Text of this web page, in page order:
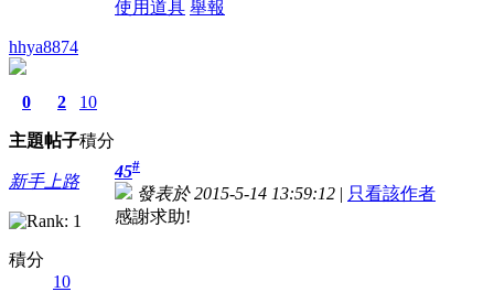
使用道具 舉報
hhya8874
0
主題
2
帖子
10
積分
新手上路
積分
10
45#
發表於 2015-5-14 13:59:12 | 只看該作者
感謝求助!